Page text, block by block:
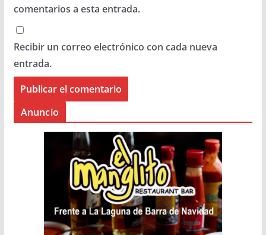
comentarios a esta entrada.
Recibir un correo electrónico con cada nueva
entrada.
Anuncio